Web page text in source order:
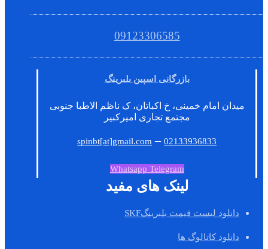
09123306585
بازرگانی اسپین بلبرینگ
میدان امام خمینی، خ اکباتان، ک ناظم الاطبا جنوبی
مجتمع تجاری امیرکبیر
spinbt[at]gmail.com –02133936833
Whatsapp Telegram
لینک های مفید
دانلود لیست قیمت بلبرینگSKF
دانلود کاتالوگ ها